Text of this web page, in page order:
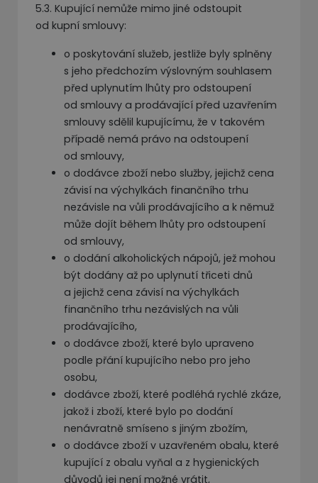
5.3. Kupující nemůže mimo jiné odstoupit
od kupní smlouvy:
o poskytování služeb, jestliže byly splněny
s jeho předchozím výslovným souhlasem
před uplynutím lhůty pro odstoupení
od smlouvy a prodávající před uzavřením
smlouvy sdělil kupujícímu, že v takovém
případě nemá právo na odstoupení
od smlouvy,
o dodávce zboží nebo služby, jejichž cena
závisí na výchylkách finančního trhu
nezávisle na vůli prodávajícího a k němuž
může dojít během lhůty pro odstoupení
od smlouvy,
o dodání alkoholických nápojů, jež mohou
být dodány až po uplynutí třiceti dnů
a jejichž cena závisí na výchylkách
finančního trhu nezávislých na vůli
prodávajícího,
o dodávce zboží, které bylo upraveno
podle přání kupujícího nebo pro jeho
osobu,
dodávce zboží, které podléhá rychlé zkáze,
jakož i zboží, které bylo po dodání
nenávratně smíseno s jiným zbožím,
o dodávce zboží v uzavřeném obalu, které
kupující z obalu vyňal a z hygienických
důvodů jej není možné vrátit,